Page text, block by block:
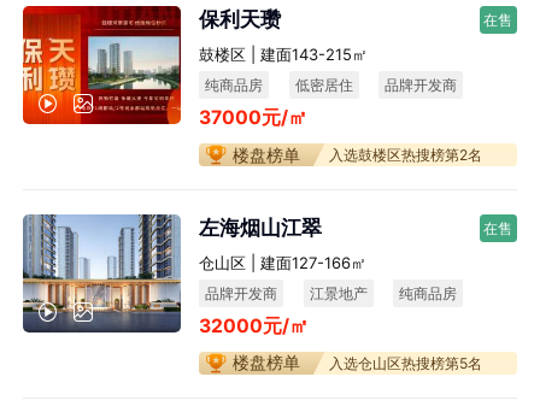
保利天瓒 在售
鼓楼区 | 建面143-215㎡
纯商品房 低密居住 品牌开发商
37000元/㎡
楼盘榜单 入选鼓楼区热搜榜第2名
左海烟山江翠 在售
仓山区 | 建面127-166㎡
品牌开发商 江景地产
纯商品房
宜居生态
32000元/㎡
楼盘榜单 入选仓山区热搜榜第5名